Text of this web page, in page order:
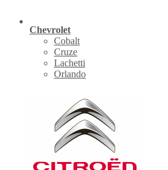
Chevrolet
Cobalt
Cruze
Lachetti
Orlando